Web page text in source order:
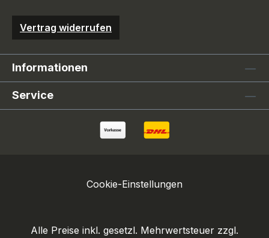
Vertrag widerrufen
Informationen
Service
Cookie-Einstellungen
Alle Preise inkl. gesetzl. Mehrwertsteuer zzgl.